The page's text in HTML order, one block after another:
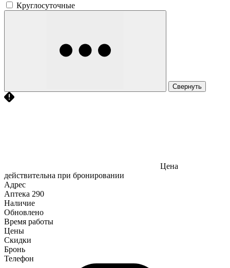
Круглосуточные
Свернуть
Цена
действительна при бронировании
Адрес
Аптека 290
Наличие
Обновлено
Время работы
Цены
Скидки
Бронь
Телефон